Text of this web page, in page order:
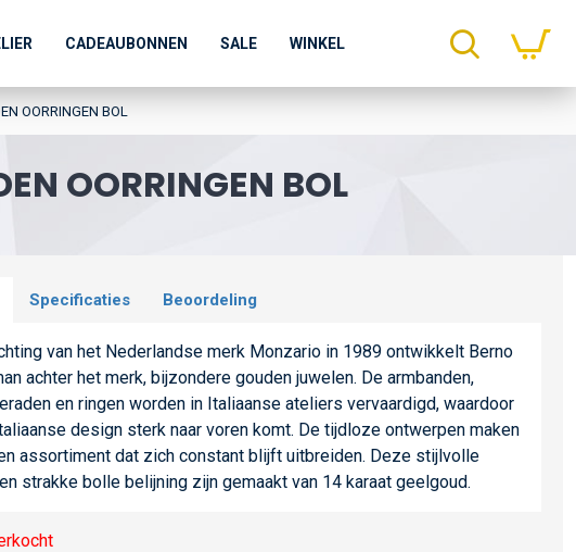
CADEAUBONNEN SALE WINKEL
OORRINGEN BOL
OORRINGEN BOL
Specificaties Beoordeling
van het Nederlandse merk Monzario in 1989 ontwikkelt Berno
achter het merk, bijzondere gouden juwelen. De armbanden,
en ringen worden in Italiaanse ateliers vervaardigd, waardoor
design sterk naar voren komt. De tijdloze ontwerpen maken
assortiment dat zich constant blijft uitbreiden. Deze stijlvolle
strakke bolle belijning zijn gemaakt van 14 karaat geelgoud.